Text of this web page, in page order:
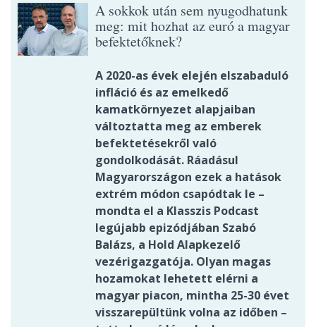
A sokkok után sem nyugodhatunk
meg: mit hozhat az euró a magyar
befektetőknek?
A 2020-as évek elején elszabaduló
infláció és az emelkedő
kamatkörnyezet alapjaiban
változtatta meg az emberek
befektetésekről való
gondolkodását. Ráadásul
Magyarországon ezek a hatások
extrém módon csapódtak le –
mondta el a Klasszis Podcast
legújabb epizódjában Szabó
Balázs, a Hold Alapkezelő
vezérigazgatója. Olyan magas
hozamokat lehetett elérni a
magyar piacon, mintha 25-30 évet
visszarepültünk volna az időben –